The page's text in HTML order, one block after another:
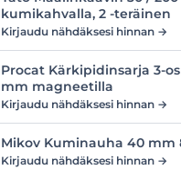
kumikahvalla, 2 -teräinen
Kirjaudu nähdäksesi hinnan →
Procat Kärkipidinsarja 3-os
mm magneetilla
Kirjaudu nähdäksesi hinnan →
Mikov Kuminauha 40 mm
Kirjaudu nähdäksesi hinnan →